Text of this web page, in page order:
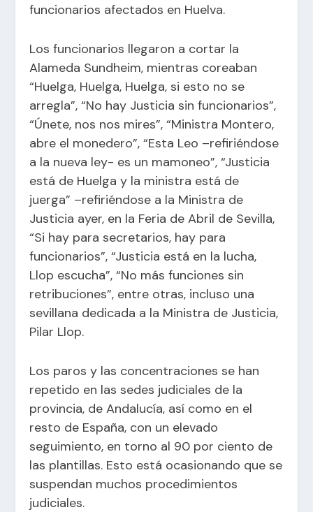
funcionarios afectados en Huelva.
Los funcionarios llegaron a cortar la
Alameda Sundheim, mientras coreaban
“Huelga, Huelga, Huelga, si esto no se
arregla”, “No hay Justicia sin funcionarios”,
“Únete, nos nos mires”, “Ministra Montero,
abre el monedero”, “Esta Leo –refiriéndose
a la nueva ley- es un mamoneo”, “Justicia
está de Huelga y la ministra está de
juerga” –refiriéndose a la Ministra de
Justicia ayer, en la Feria de Abril de Sevilla,
“Si hay para secretarios, hay para
funcionarios”, “Justicia está en la lucha,
Llop escucha”, “No más funciones sin
retribuciones”, entre otras, incluso una
sevillana dedicada a la Ministra de Justicia,
Pilar Llop.
Los paros y las concentraciones se han
repetido en las sedes judiciales de la
provincia, de Andalucía, así como en el
resto de España, con un elevado
seguimiento, en torno al 90 por ciento de
las plantillas. Esto está ocasionando que se
suspendan muchos procedimientos
judiciales.